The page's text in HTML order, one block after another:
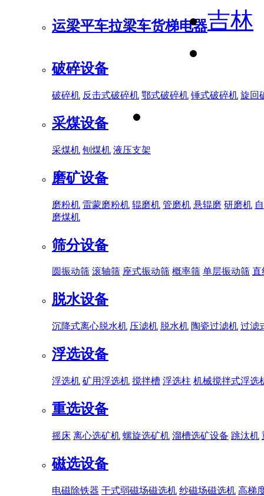
运梁平车拉梁车货梯电器
破碎设备
破碎机 反击式破碎机 鄂式破碎机 锤式破碎机 旋回
采煤设备
采煤机 刨煤机 液压支架
磨矿设备
磨粉机 雷蒙磨粉机 辊磨机 管磨机 悬辊磨 研磨机
磨煤机
筛分设备
圆振动筛 滚轴筛 座式振动筛 概率筛 单层振动筛 直
脱水设备
沉降式离心脱水机 压滤机 脱水机 陶瓷过滤机 过滤
浮选设备
浮选机 矿用浮选机 搅拌槽 浮选柱 机械搅拌式浮选
重选设备
摇床 离心选矿机 螺旋选矿机 溜槽选矿设备 跳汰机
磁选设备
电磁除铁器 干式弱磁场磁选机 纱磁场磁选机 高梯
吉林